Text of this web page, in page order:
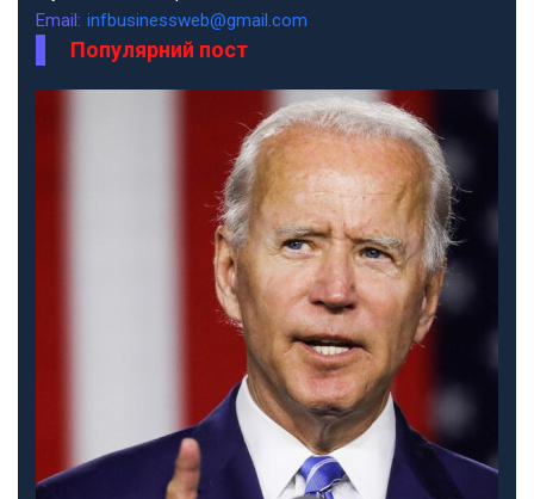
Email: infbusinessweb@gmail.com
Популярний пост